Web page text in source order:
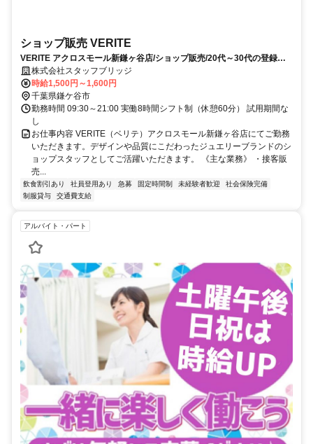
ショップ販売 VERITE
VERITE アクロスモール新鎌ヶ谷店/ショップ販売/20代～30代の登録者
比率約85％！/未経験OK/急募/女性活躍/鎌ケ谷市/お仕事No246465
株式会社スタッフブリッジ
時給1,500円～1,600円
千葉県鎌ケ谷市
勤務時間 09:30～21:00 実働8時間シフト制（休憩60分） 試用期間な
し
お仕事内容 VERITE（ベリテ）アクロスモール新鎌ヶ谷店にてご勤務
いただきます。デザインや品質にこだわったジュエリーブランドのシ
ョップスタッフとしてご活躍いただきます。 《主な業務》 ・接客販
売...
飲食割引あり 社員登用あり 急募 固定時間制 未経験者歓迎
社会保険完備
制服貸与
交通費支給
アルバイト・パート